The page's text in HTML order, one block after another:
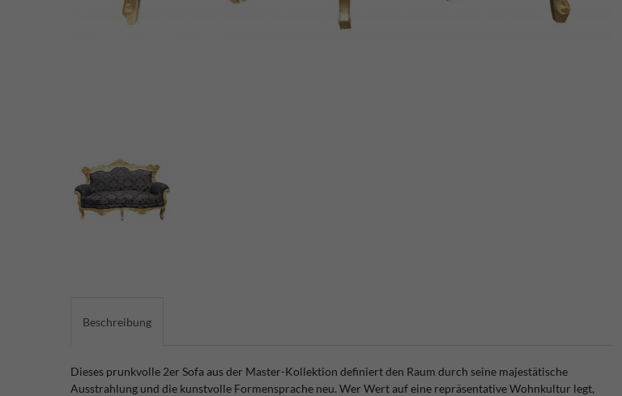
Beschreibung
Dieses prunkvolle 2er Sofa aus der Master-Kollektion definiert den Raum durch seine majestätische
Ausstrahlung und die kunstvolle Formensprache neu. Wer Wert auf eine repräsentative Wohnkultur legt,